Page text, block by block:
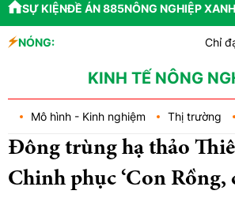
SỰ KIỆNĐỀ ÁN 885NÔNG NGHIỆP XANH
NÓNG:
Chỉ đạo xử lý
Lâm Đồng:
KINH TẾ NÔNG
Mô hình - Kinh nghiệm Thị trường
Đông trùng hạ thảo
Chinh phục ‘Con Rồng,